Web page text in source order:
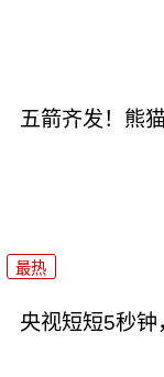
五箭齐发！熊
最热
央视短短5秒